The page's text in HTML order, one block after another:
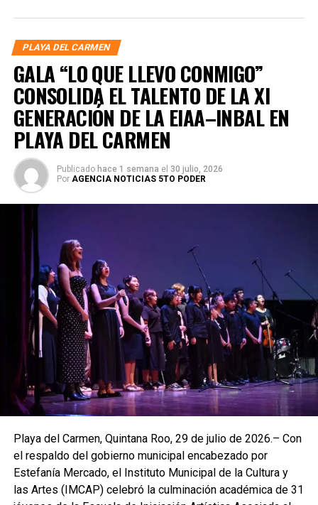
PLAYA DEL CARMEN
GALA “LO QUE LLEVO CONMIGO”
CONSOLIDA EL TALENTO DE LA XI
GENERACIÓN DE LA EIAA–INBAL EN
PLAYA DEL CARMEN
Publicado hace 1 semana el 30 julio, 2026
Por AGENCIA NOTICIAS 5TO PODER
Playa del Carmen, Quintana Roo, 29 de julio de 2026.– Con
el respaldo del gobierno municipal encabezado por
Estefanía Mercado, el Instituto Municipal de la Cultura y
las Artes (IMCAP) celebró la culminación académica de 31